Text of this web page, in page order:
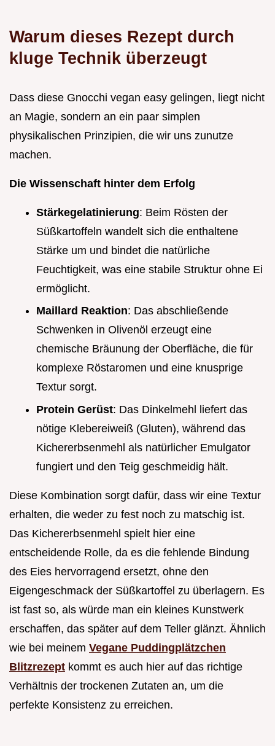
Warum dieses Rezept durch
kluge Technik überzeugt
Dass diese Gnocchi vegan easy gelingen, liegt nicht
an Magie, sondern an ein paar simplen
physikalischen Prinzipien, die wir uns zunutze
machen.
Die Wissenschaft hinter dem Erfolg
Stärkegelatinierung: Beim Rösten der
Süßkartoffeln wandelt sich die enthaltene
Stärke um und bindet die natürliche
Feuchtigkeit, was eine stabile Struktur ohne Ei
ermöglicht.
Maillard Reaktion: Das abschließende
Schwenken in Olivenöl erzeugt eine
chemische Bräunung der Oberfläche, die für
komplexe Röstaromen und eine knusprige
Textur sorgt.
Protein Gerüst: Das Dinkelmehl liefert das
nötige Klebereiweiß (Gluten), während das
Kichererbsenmehl als natürlicher Emulgator
fungiert und den Teig geschmeidig hält.
Diese Kombination sorgt dafür, dass wir eine Textur
erhalten, die weder zu fest noch zu matschig ist.
Das Kichererbsenmehl spielt hier eine
entscheidende Rolle, da es die fehlende Bindung
des Eies hervorragend ersetzt, ohne den
Eigengeschmack der Süßkartoffel zu überlagern. Es
ist fast so, als würde man ein kleines Kunstwerk
erschaffen, das später auf dem Teller glänzt. Ähnlich
wie bei meinem Vegane Puddingplätzchen
Blitzrezept kommt es auch hier auf das richtige
Verhältnis der trockenen Zutaten an, um die
perfekte Konsistenz zu erreichen.